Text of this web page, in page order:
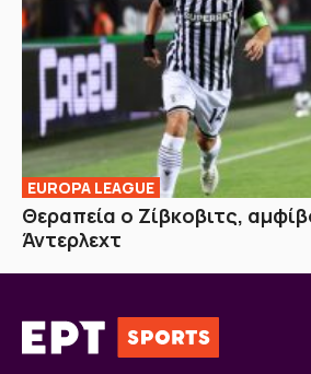
EUROPA LEAGUE
Θεραπεία ο Ζίβκοβιτς,
Άντερλεχτ